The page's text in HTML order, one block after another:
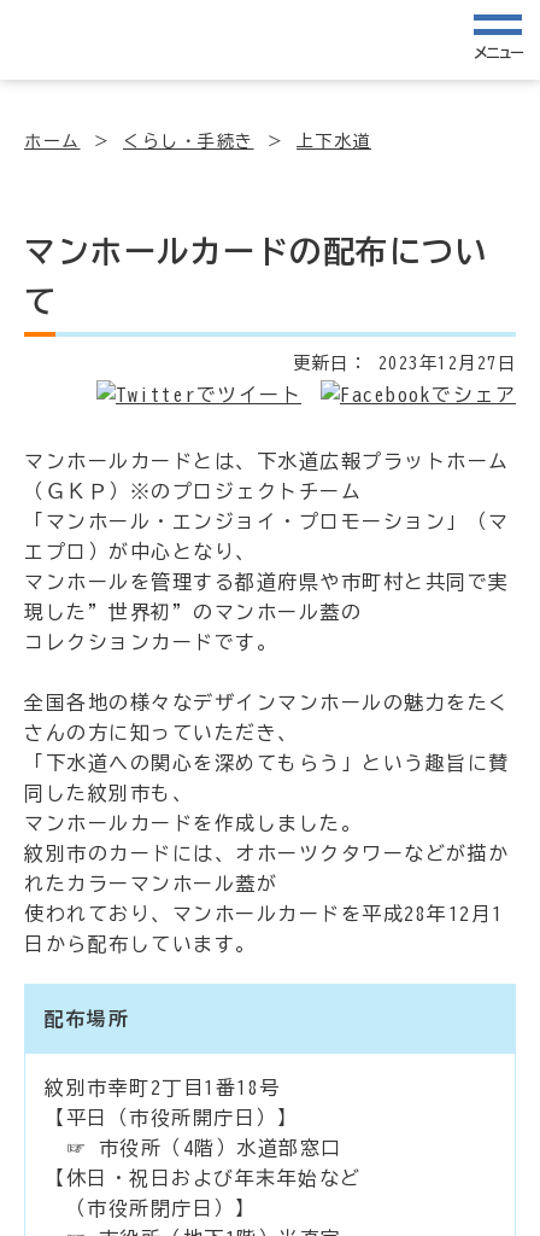
メニュー
ホーム くらし・手続き 上下水道
マンホールカードの配布につい
て
更新日： 2023年12月27日
マンホールカードとは、下水道広報プラットホーム
（ＧＫＰ）※のプロジェクトチーム
「マンホール・エンジョイ・プロモーション」（マ
エプロ）が中心となり、
マンホールを管理する都道府県や市町村と共同で実
現した”世界初”のマンホール蓋の
コレクションカードです。
全国各地の様々なデザインマンホールの魅力をたく
さんの方に知っていただき、
「下水道への関心を深めてもらう」という趣旨に賛
同した紋別市も、
マンホールカードを作成しました。
紋別市のカードには、オホーツクタワーなどが描か
れたカラーマンホール蓋が
使われており、マンホールカードを平成28年12月1
日から配布しています。
配布場所
紋別市幸町2丁目1番18号
【平日（市役所開庁日）】
☞ 市役所（4階）水道部窓口
【休日・祝日および年末年始など
（市役所閉庁日）】